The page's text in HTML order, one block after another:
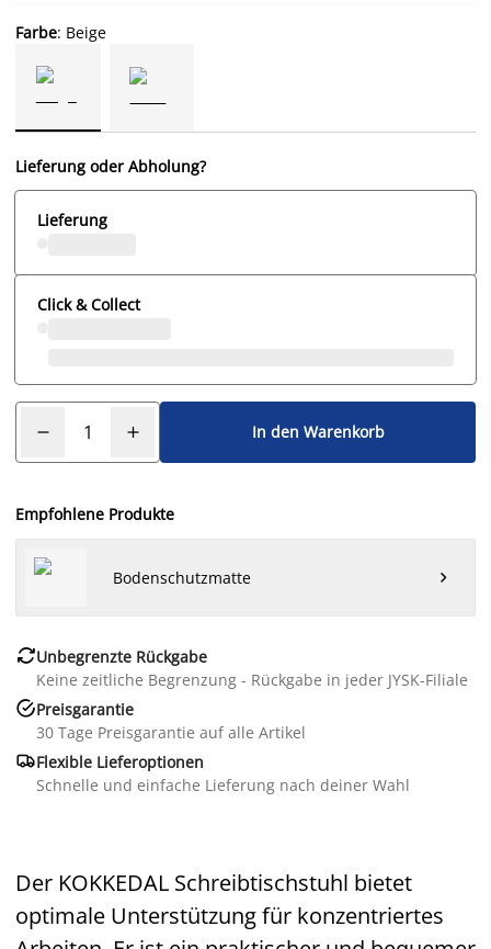
Farbe: Beige
Lieferung oder Abholung?
Lieferung
Click & Collect
In den Warenkorb
Empfohlene Produkte
Bodenschutzmatte 
Unbegrenzte Rückgabe
Keine zeitliche Begrenzung - Rückgabe in jeder JYSK-Filiale
Preisgarantie
30 Tage Preisgarantie auf alle Artikel
Flexible Lieferoptionen
Schnelle und einfache Lieferung nach deiner Wahl
Der KOKKEDAL Schreibtischstuhl bietet
optimale Unterstützung für konzentriertes